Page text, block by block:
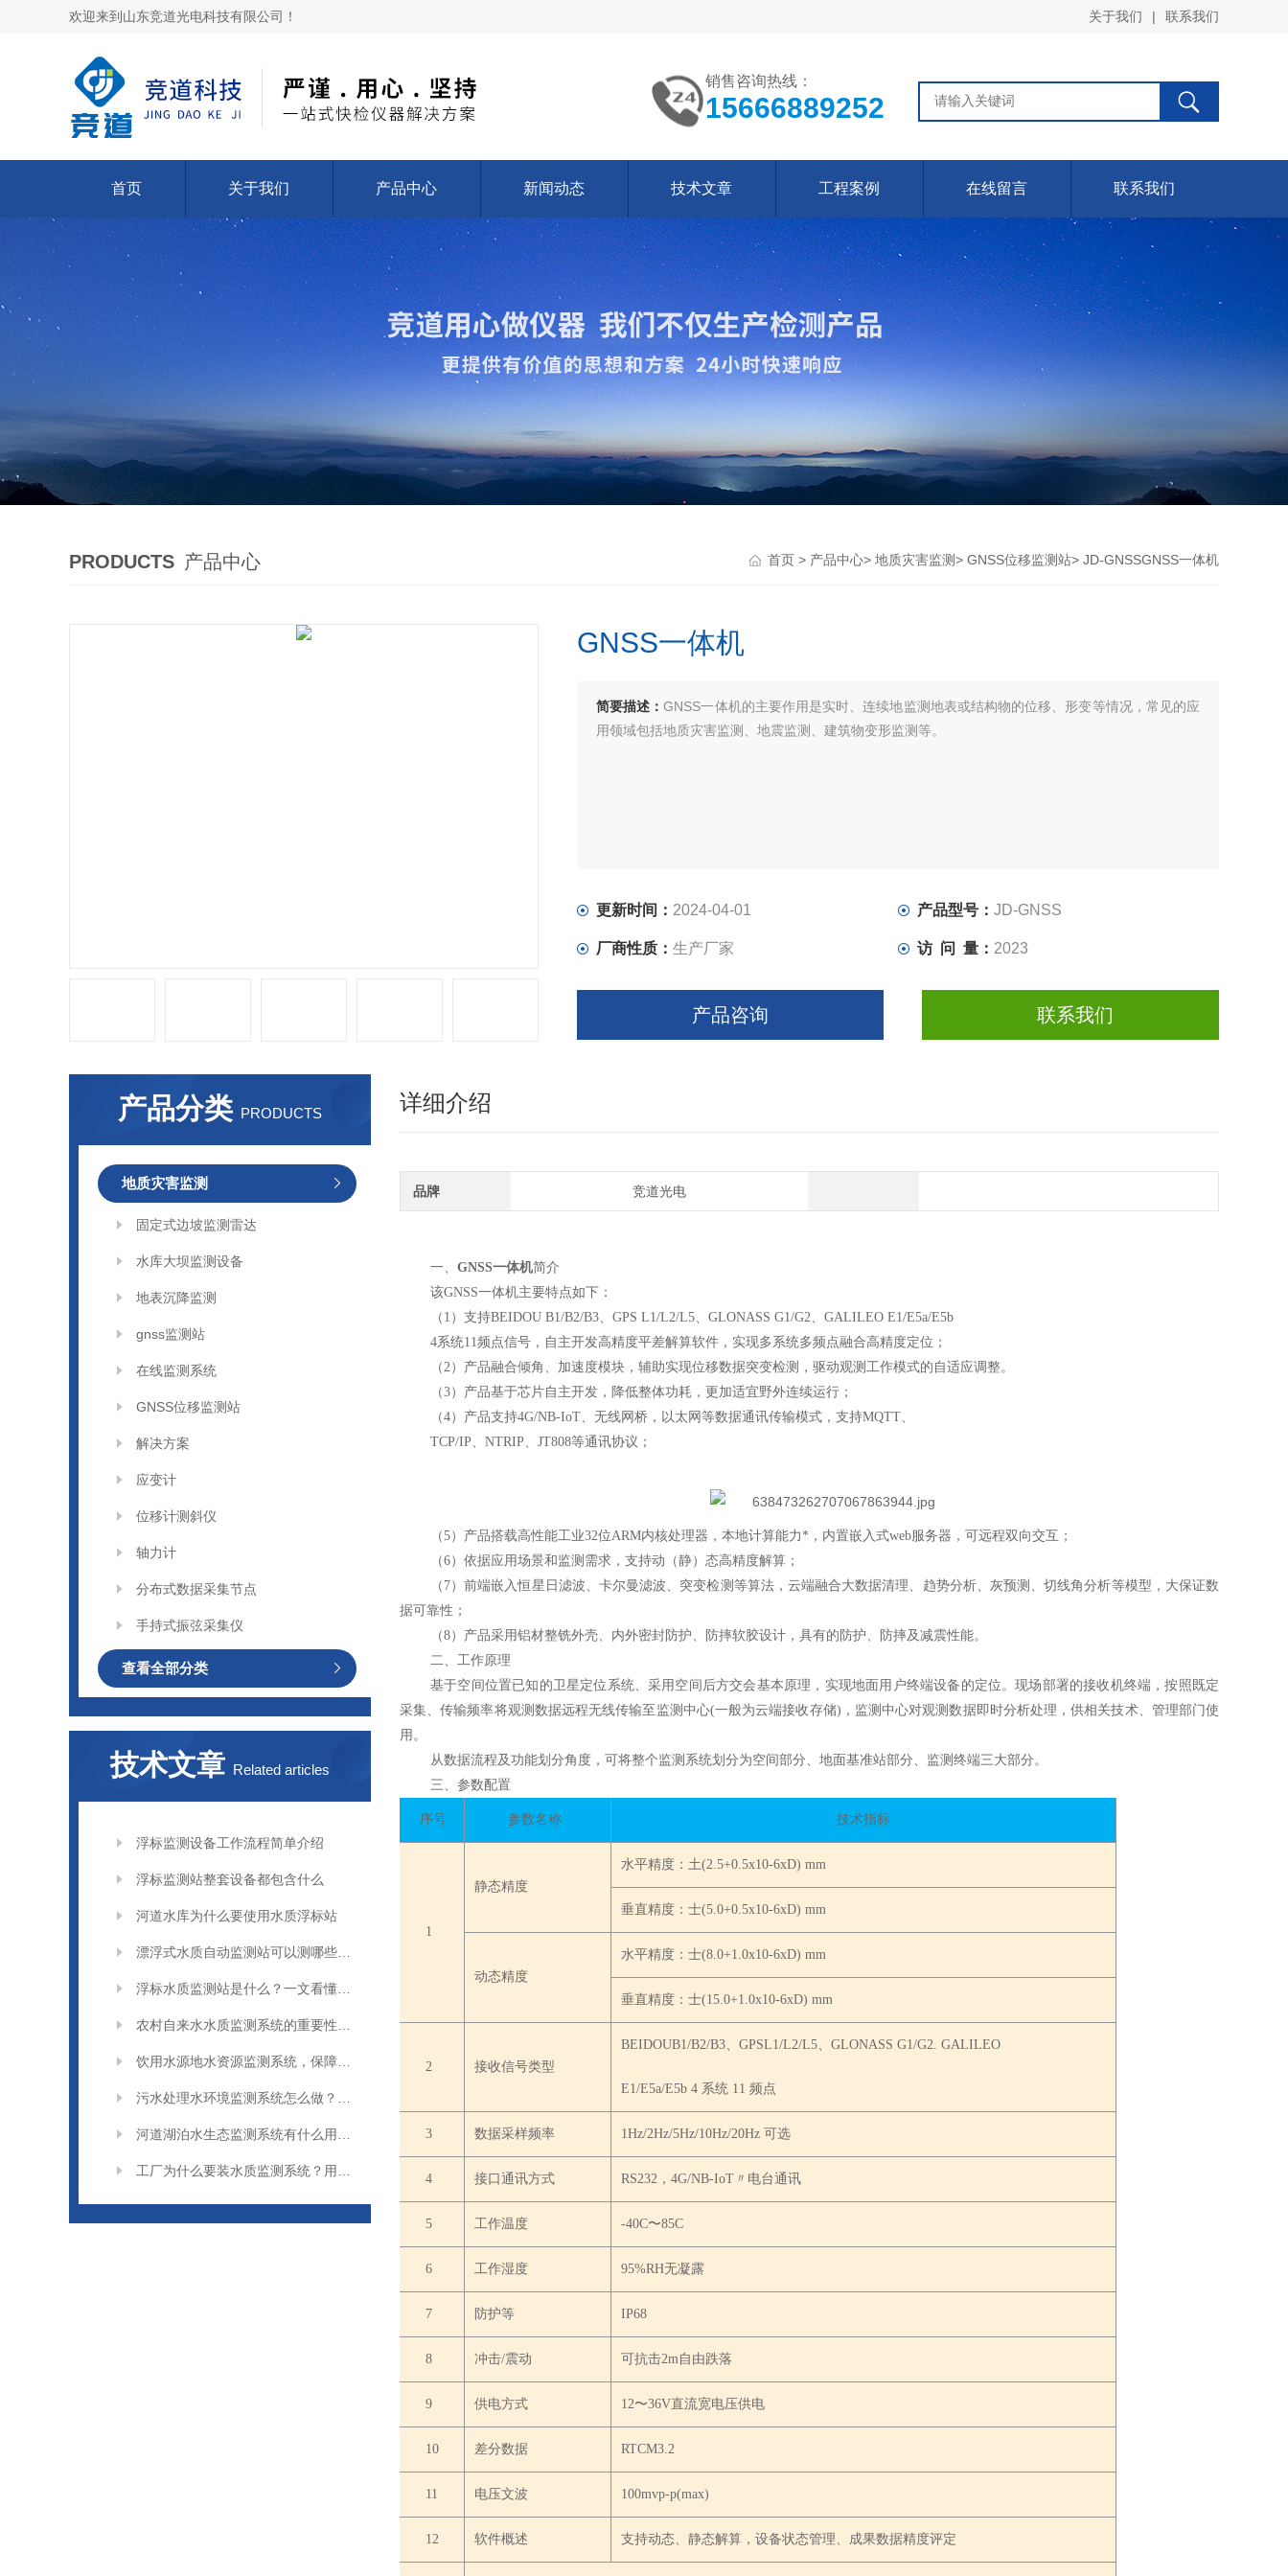
欢迎来到山东竞道光电科技有限公司！ 关于我们 | 联系我们
销售咨询热线：
15666889252
首页 关于我们 产品中心 新闻动态 技术文章 工程案例 在线留言 联系我们
PRODUCTS 产品中心 首页 > 产品中心> 地质灾害监测> GNSS位移监测站> JD-GNSSGNSS一体机
GNSS一体机
简要描述：GNSS一体机的主要作用是实时、连续地监测地表或结构物的位移、形变等情况，常见的应
用领域包括地质灾害监测、地震监测、建筑物变形监测等。
更新时间： 2024-04-01 产品型号： JD-GNSS
厂商性质： 生产厂家 访 问 量： 2023
产品咨询 联系我们
产品分类 PRODUCTS
地质灾害监测
固定式边坡监测雷达
水库大坝监测设备
地表沉降监测
gnss监测站
在线监测系统
GNSS位移监测站
解决方案
应变计
位移计测斜仪
轴力计
分布式数据采集节点
手持式振弦采集仪
查看全部分类
技术文章 Related articles
浮标监测设备工作流程简单介绍
浮标监测站整套设备都包含什么
河道水库为什么要使用水质浮标站
详细介绍
品牌 竞道光电
一、 GNSS一体机简介
该GNSS一体机主要特点如下：
（1）支持BEIDOU B1/B2/B3、GPS L1/L2/L5、GLONASS G1/G2、GALILEO E1/E5a/E5b
4系统11频点信号，自主开发高精度平差解算软件，实现多系统多频点融合高精度定位；
（2）产品融合倾角、加速度模块，辅助实现位移数据突变检测，驱动观测工作模式的自适应调整。
（3）产品基于芯片自主开发，降低整体功耗，更加适宜野外连续运行；
（4）产品支持4G/NB-IoT、无线网桥，以太网等数据通讯传输模式，支持MQTT、
TCP/IP、NTRIP、JT808等通讯协议；
（5）产品搭载高性能工业32位ARM内核处理器，本地计算能力*，内置嵌入式web服务器，可远程双向交互；
（6）依据应用场景和监测需求，支持动（静）态高精度解算；
（7）前端嵌入恒星日滤波、卡尔曼滤波、突变检测等算法，云端融合大数据清理、趋势分析、灰预测、切线角分析等模型，大保证数
据可靠性；
（8）产品采用铝材整铣外壳、内外密封防护、防摔软胶设计，具有的防护、防摔及减震性能。
二、工作原理
基于空间位置已知的卫星定位系统、采用空间后方交会基本原理，实现地面用户终端设备的定位。现场部署的接收机终端，按照既定
采集、传输频率将观测数据远程无线传输至监测中心(一般为云端接收存储)，监测中心对观测数据即时分析处理，供相关技术、管理部门使
用。
从数据流程及功能划分角度，可将整个监测系统划分为空间部分、地面基准站部分、监测终端三大部分。
三、参数配置
序号 参数名称 技术指标
1
静态精度
水平精度：土(2.5+0.5x10-6xD) mm
垂直精度：士(5.0+0.5x10-6xD) mm
动态精度
水平精度：士(8.0+1.0x10-6xD) mm
垂直精度：士(15.0+1.0x10-6xD) mm
2 接收信号类型
BEIDOUB1/B2/B3、GPSL1/L2/L5、GLONASS G1/G2. GALILEO
E1/E5a/E5b 4 系统 11 频点
3 数据采样频率 1Hz/2Hz/5Hz/10Hz/20Hz 可选
4 接口通讯方式 RS232，4G/NB-IoT〃电台通讯
5 工作温度 -40C〜85C
6 工作湿度 95%RH无凝露
7 防护等 IP68
8 冲击/震动 可抗击2m自由跌落
9 供电方式 12〜36V直流宽电压供电
10 差分数据 RTCM3.2
11 电压文波 100mvp-p(max)
12 软件概述 支持动态、静态解算，设备状态管理、成果数据精度评定